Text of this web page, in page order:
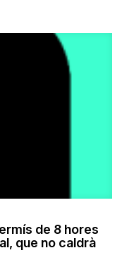
de 8 hores
que no caldrà